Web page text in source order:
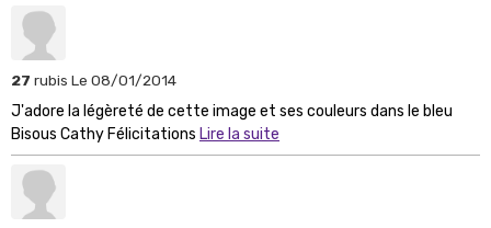
27 rubis Le 08/01/2014
J'adore la légèreté de cette image et ses couleurs dans le bleu
Bisous Cathy Félicitations Lire la suite